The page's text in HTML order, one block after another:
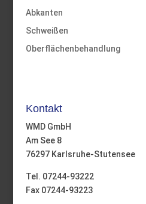
Abkanten
Schweißen
Oberflächenbehandlung
Kontakt
WMD GmbH
Am See 8
76297 Karlsruhe-Stutensee
Tel. 07244-93222
Fax 07244-93223